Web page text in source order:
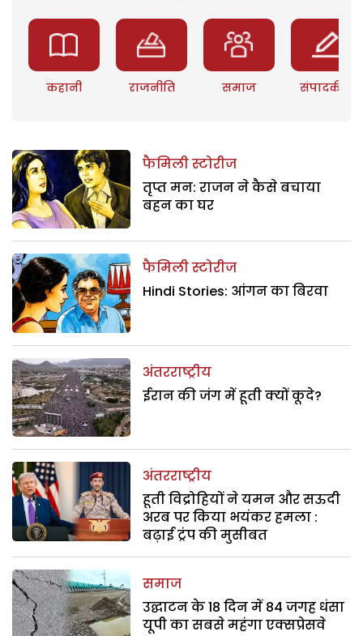
कहानी राजनीति समाज संपादकीय
फैमिली स्टोरीज
तृप्त मन: राजन ने कैसे बचाया
बहन का घर
फैमिली स्टोरीज
Hindi Stories: आंगन का बिरवा
अंतरराष्ट्रीय
ईरान की जंग में हूती क्यों कूदे?
अंतरराष्ट्रीय
हूती विद्रोहियों ने यमन और सऊदी
अरब पर किया भयंकर हमला :
बढ़ाई ट्रंप की मुसीबत
समाज
उद्घाटन के 18 दिन में 84 जगह धंसा
यूपी का सबसे महंगा एक्सप्रेसवे